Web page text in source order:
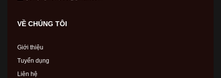
VỀ CHÚNG TÔI
Giới thiệu
Tuyển dụng
Liên hệ